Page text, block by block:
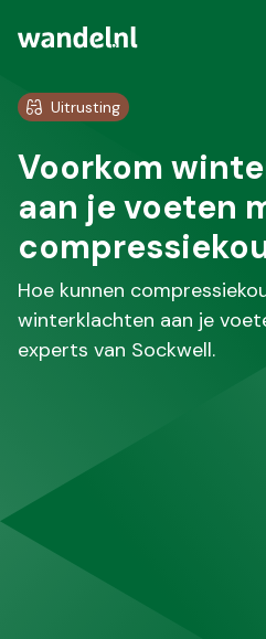
Uitrusting
Voorkom
aan je voeten
Hoe kunnen
winterklachten aan je
experts van Sockwell.